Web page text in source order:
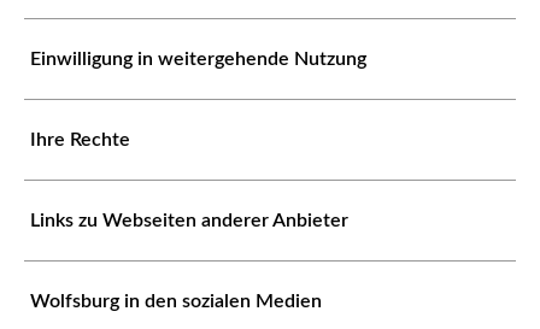
Einwilligung in weitergehende Nutzung
Ihre Rechte
Links zu Webseiten anderer Anbieter
Wolfsburg in den sozialen Medien